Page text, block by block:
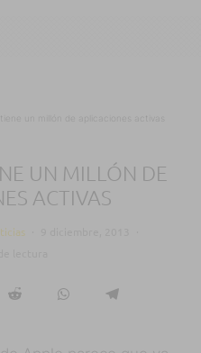
un millón de aplicaciones activas
UN MILLÓN DE
ACTIVAS